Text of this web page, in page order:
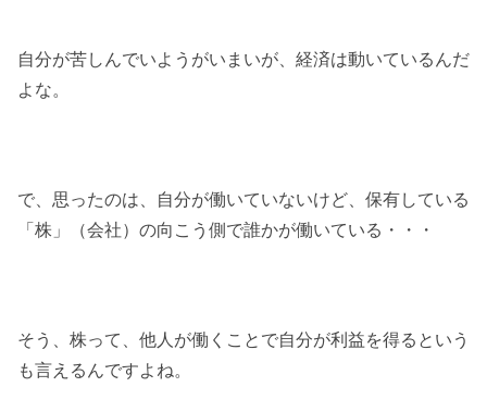
自分が苦しんでいようがいまいが、経済は動いているんだ
よな。
で、思ったのは、自分が働いていないけど、保有している
「株」（会社）の向こう側で誰かが働いている・・・
そう、株って、他人が働くことで自分が利益を得るという
も言えるんですよね。